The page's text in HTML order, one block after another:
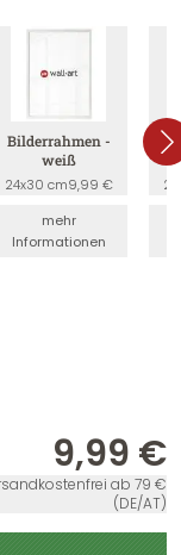
Bilderrahmen -
weiß
24x30 cm9,99 €
mehr
Informationen
9,99 €
ab 79 €
(DE/AT)